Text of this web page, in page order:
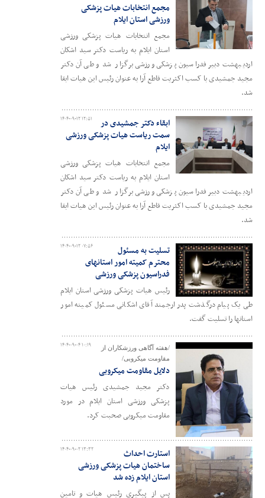
مجمع انتخابات هیات پزشکی
ورزشی استان ایلام
مجمع انتخابات هیات پزشکی ورزشی
استان ایلام به ریاست دکتر سید اشکان
اردیبهشت دبیر فدراسیون پزشکی ورزشی برگزار شد و طی آن دکتر
مجید جمشیدی با کسب اکثریت قاطع آرا به عنوان رئیس این هیات ابقا
شد.
۱۴۰۴-۰۹-۱۲ ۱۲:۵۱
ابقاء دکتر جمشیدی در
سمت ریاست هیات پزشکی ورزشی
ایلام
مجمع انتخابات هیات پزشکی ورزشی
استان ایلام به ریاست دکتر سید اشکان
اردیبهشت دبیر فدراسیون پزشکی ورزشی برگزار شد و طی آن دکتر
مجید جمشیدی با کسب اکثریت قاطع آرا به عنوان رئیس این هیات ابقا
شد.
۱۴۰۴-۰۹-۱۲ ۰۷:۵۶
تسلیت به مسئول
محترم کمیته امور استانهای
فدراسیون پزشکی ورزشی
رئیس هیات پزشکی ورزشی استان ایلام
طی یک پیام درگذشت پدر ارجمند آقای اشکانی مسئول کمیته امور
استانها را تسلیت گفت.
۱۴۰۴-۰۹-۰۴ ۱۰:۱۹
/هفته آگاهی ورزشکاران از
مقاومت میکروبی/
دلایل مقاومت میکروبی
دکتر مجید جمشیدی رئیس هیات
پزشکی ورزشی استان ایلام در مورد
مقاومت میکروبی صحبت کرد.
۱۴۰۴-۰۹-۰۲ ۱۳:۳۲
استارت احداث
ساختمان هیات پزشکی ورزشی
استان ایلام زده شد
پس از پیگیری رئیس هیات و تامین